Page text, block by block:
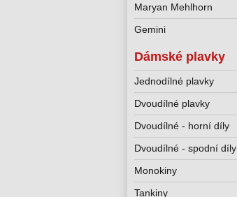
Maryan Mehlhorn
Gemini
Dámské plavky
Jednodílné plavky
Dvoudílné plavky
Dvoudílné - horní díly
Dvoudílné - spodní díly
Monokiny
Tankiny